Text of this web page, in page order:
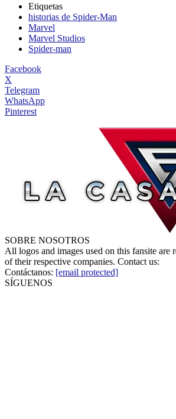
Etiquetas
historias de Spider-Man
Marvel
Marvel Studios
Spider-man
Facebook
X
Telegram
WhatsApp
Pinterest
SOBRE NOSOTROS
All logos and images used on this fansite are
of their respective companies. Contact us:
Contáctanos: [email protected]
SÍGUENOS